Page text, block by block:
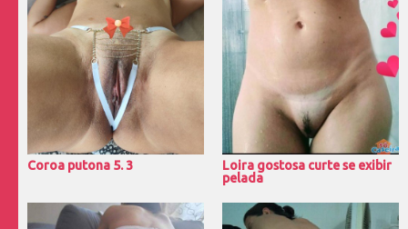
Coroa putona 5. 3
Loira gostosa curte se exibir
pelada